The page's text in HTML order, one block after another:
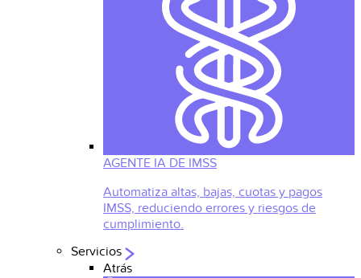
AGENTE IA DE IMSS
Automatiza altas, bajas, cuotas y pagos
IMSS, reduciendo errores y riesgos de
cumplimiento.
Servicios
Atrás